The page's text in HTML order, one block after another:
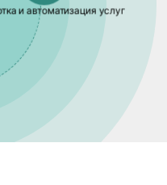
и автоматизация услуг